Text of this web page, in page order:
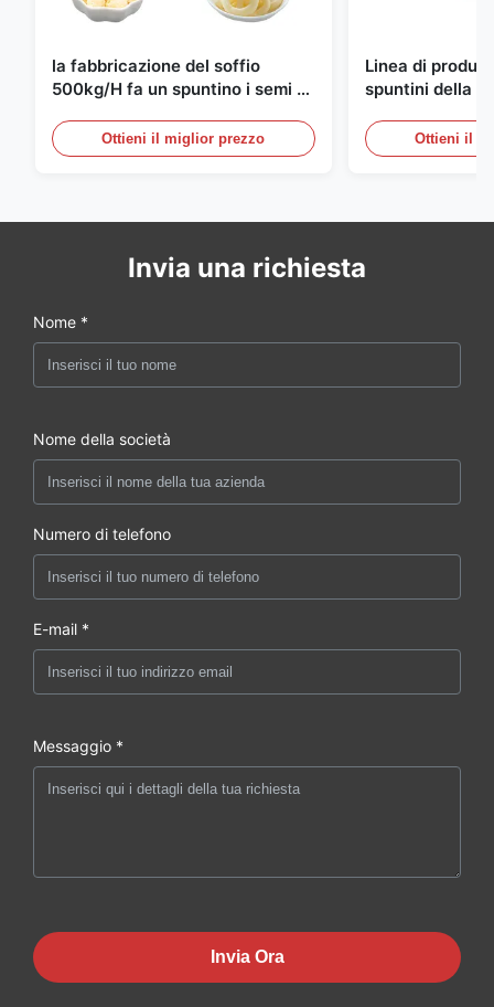
la fabbricazione del soffio
500kg/H fa un spuntino i semi di
automaticiOttieni il miglior prezzo
Linea di
spuntini della
10000pcs/8h
Ottieni il
Invia una richiesta
Nome *
Nome della società
Numero di telefono
E-mail *
Messaggio *
Invia Ora